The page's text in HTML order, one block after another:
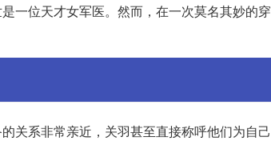
一位天才女军医。然而，在一次莫名其妙的穿
关系非常亲近，关羽甚至直接称呼他们为自己